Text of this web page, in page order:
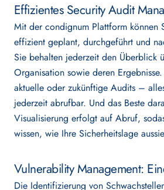
Effizientes Security Audit
Mit der condignum Plattform können
effizient geplant, durchgeführt und
Sie behalten jederzeit den Überblick
Organisation sowie deren
aktuelle oder zukünftige Audits –
jederzeit abrufbar. Und das Beste
Visualisierung erfolgt auf Abruf,
wissen, wie Ihre Sicherheitslage
Vulnerability Management:
Die Identifizierung von
Partner werden
Deutsch English